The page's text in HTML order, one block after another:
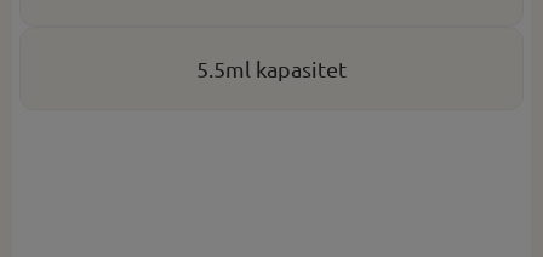
5.5ml kapasitet